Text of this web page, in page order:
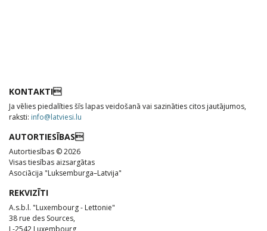
KONTAKTI
Ja vēlies piedalīties šīs lapas veidošanā vai sazināties citos jautājumos,
raksti: info@latviesi.lu
AUTORTIESĪBAS
Autortiesības © 2026
Visas tiesības aizsargātas
Asociācija "Luksemburga–Latvija"
REKVIZĪTI
A.s.b.l. "Luxembourg - Lettonie"
38 rue des Sources,
L-2542 Luxembourg